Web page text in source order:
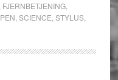
FJERNBETJENING,
PEN SCIENCE STYLUS,